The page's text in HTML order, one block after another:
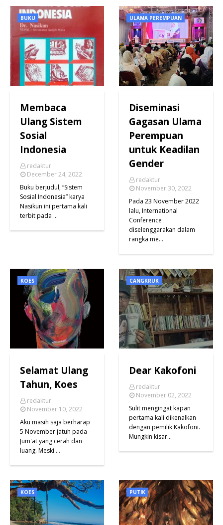
BUKU
Membaca
Ulang Sistem
Sosial
Indonesia
redaktur
December 24, 2022
Buku berjudul, “Sistem
Sosial Indonesia” karya
Nasikun ini pertama kali
terbit pada …
ULAMA PEREMPUAN
Diseminasi
Gagasan Ulama
Perempuan
untuk Keadilan
Gender
redaktur
November 30, 2022
Pada 23 November 2022
lalu, International
Conference
diselenggarakan dalam
rangka me…
KOES
Selamat Ulang
Tahun, Koes
redaktur
November 10, 2022
Aku masih saja berharap
5 November jatuh pada
Jum'at yang cerah dan
luang. Meski …
CANGKRUK
Dear Kakofoni
redaktur
November 02, 2022
Sulit mengingat kapan
pertama kali dikenalkan
dengan pemilik Kakofoni.
Mungkin kisar…
KOES PUTIK